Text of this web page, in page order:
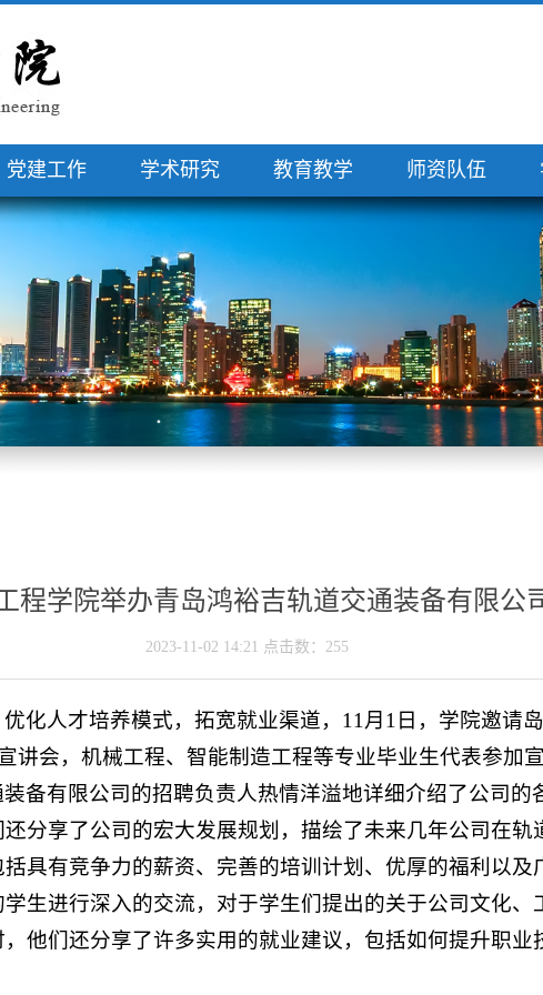
党建工作 学术研究 教育教学 师资队伍
程学院举办青岛鸿裕吉轨道交通装备有限公
2023-11-02 14:21 点击数： 255
化人才培养模式，拓宽就业渠道，11月1日，学院邀请
讲会，机械工程、智能制造工程等专业毕业生代表参加宣
备有限公司的招聘负责人热情洋溢地详细介绍了公司的
分享了公司的宏大发展规划，描绘了未来几年公司在轨
具有竞争力的薪资、完善的培训计划、优厚的福利以
生进行深入的交流，对于学生们提出的关于公司文化
他们还分享了许多实用的就业建议，包括如何提升职业